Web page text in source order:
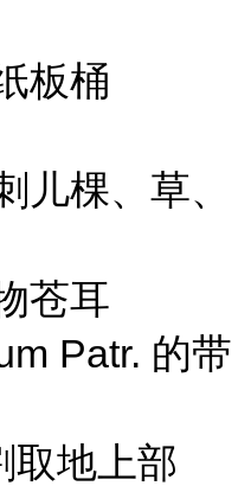
板桶
儿棵、草、
苍耳
Patr. 的带
取地上部